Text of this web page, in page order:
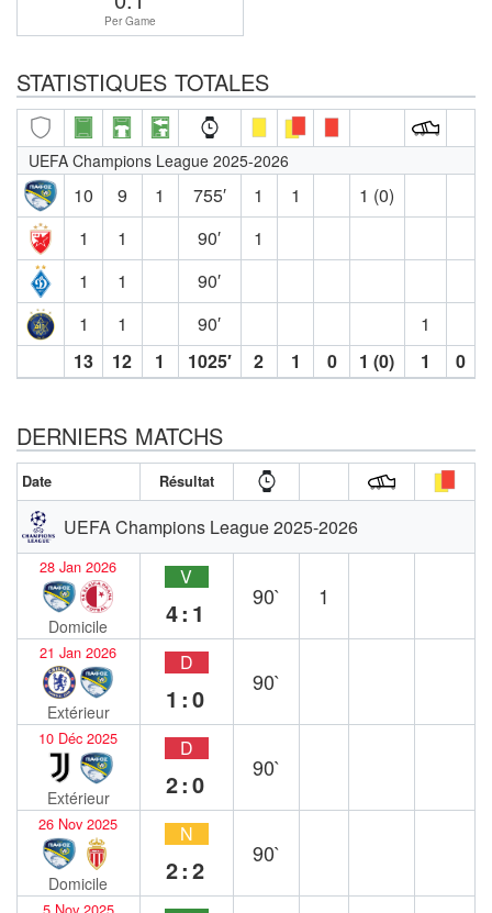
Per Game
STATISTIQUES TOTALES
UEFA Champions League 2025-2026
10 9 1 755′ 1 1
1 (0)
1
1 90′
1
1
1
90′
1
1 90′
1
13
12 1 1025′ 2 1 0 1 (0) 1 0
DERNIERS MATCHS
Date Résultat
UEFA Champions League 2025-2026
28 Jan 2026
Domicile
V
4:1
90` 1
21 Jan 2026
Extérieur
D
1:0
90`
10 Déc 2025
Extérieur
D
2:0
90`
26 Nov 2025
Domicile
N
2:2
90`